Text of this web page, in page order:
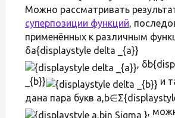
Можно рассматривать
суперпозиции функций,
применённых к различным
δa{displaystyle delta _{a}}
,
_{b}}
и
дана пара букв
,